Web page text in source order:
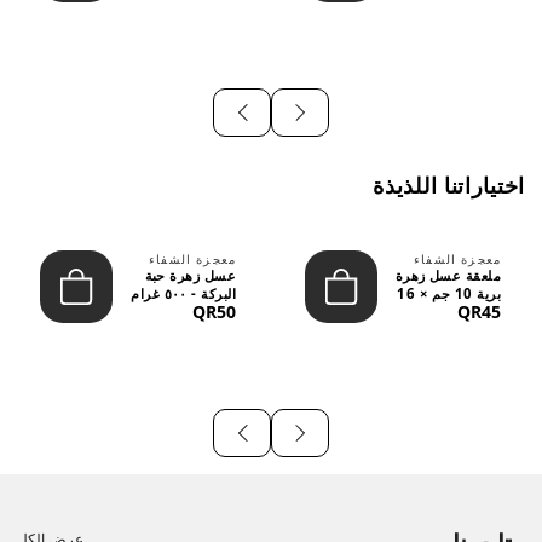
اختياراتنا اللذيذة
معجزة الشفاء
ملعقة عسل زهرة
برية 10 جم × 16
قطعة
QR45
معجزة الشفاء
عسل زهرة حبة
البركة - ٥٠٠ غرام
QR50